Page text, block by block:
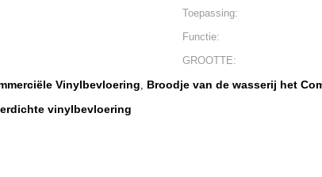
Toepassing:
Functie:
GROOTTE:
Vinylbevloering, Broodje van de wasserij het
vinylbevloering